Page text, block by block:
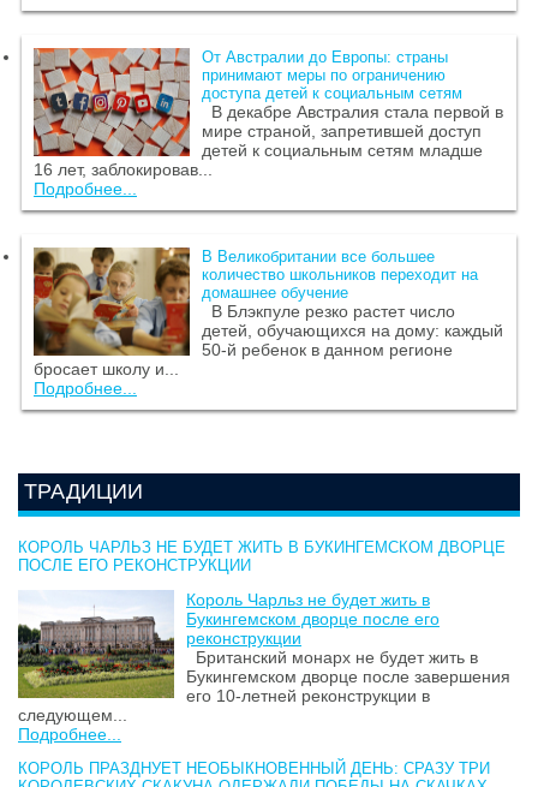
От Австралии до Европы: страны
принимают меры по ограничению
доступа детей к социальным сетям
В декабре Австралия стала первой в
мире страной, запретившей доступ
детей к социальным сетям младше
16 лет, заблокировав...
Подробнее...
В Великобритании все большее
количество школьников переходит на
домашнее обучение
В Блэкпуле резко растет число
детей, обучающихся на дому: каждый
50-й ребенок в данном регионе
бросает школу и...
Подробнее...
ТРАДИЦИИ
КОРОЛЬ ЧАРЛЬЗ НЕ БУДЕТ ЖИТЬ В БУКИНГЕМСКОМ ДВОРЦЕ
ПОСЛЕ ЕГО РЕКОНСТРУКЦИИ
Король Чарльз не будет жить в
Букингемском дворце после его
реконструкции
Британский монарх не будет жить в
Букингемском дворце после завершения
его 10-летней реконструкции в
следующем...
Подробнее...
КОРОЛЬ ПРАЗДНУЕТ НЕОБЫКНОВЕННЫЙ ДЕНЬ: СРАЗУ ТРИ